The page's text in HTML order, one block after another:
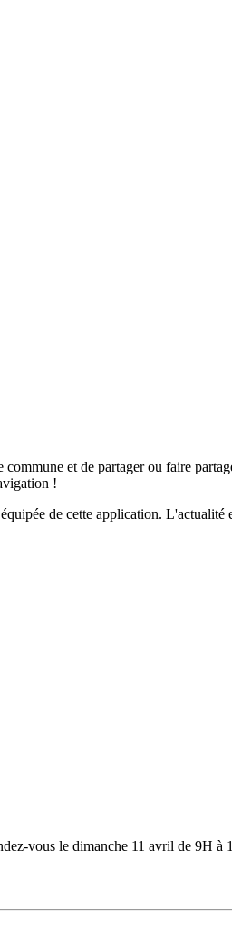
et de partager ou faire
!
de cette application.
vous le dimanche 11 avril de 9H à